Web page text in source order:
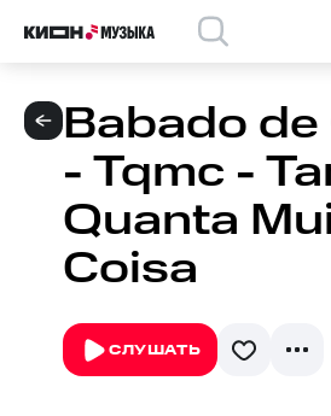
Babado
- Tqmc -
Quanta
Coisa
СЛУШАТЬ